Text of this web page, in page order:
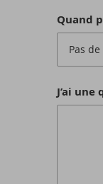
Quand
Pas
J’ai